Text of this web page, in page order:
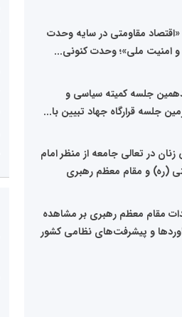
مقاومتی در سایه وحدت
امنیت ملی»؛ وحدت کنونی...
جلسه کمیته سیاسی و
جلسه قرارگاه جهاد تبیین با...
در تعالی جامعه از منظر امام
(ره) و مقام معظم رهبری
مقام معظم رهبری بر مشاهده
و پیشرفت‌های نظامی کشور